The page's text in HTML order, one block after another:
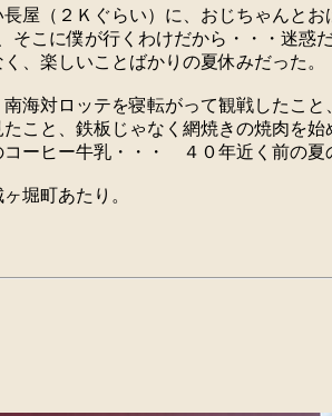
屋（２Ｋぐらい）に、おじちゃんと
そこに僕が行くわけだから・・・迷
く、楽しいことばかりの夏休みだった
海対ロッテを寝転がって観戦したこ
こと、鉄板じゃなく網焼きの焼肉を
ーヒー牛乳・・・ ４０年近く前の夏
堀町あたり。